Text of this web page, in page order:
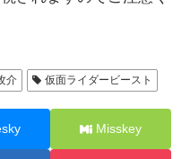
介 仮面ライダービースト
Misskey